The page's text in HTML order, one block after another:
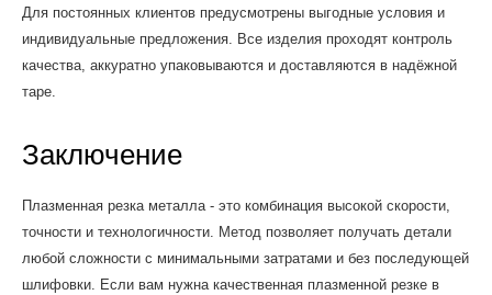
Для постоянных клиентов предусмотрены выгодные условия и
индивидуальные предложения. Все изделия проходят контроль
качества, аккуратно упаковываются и доставляются в надёжной
таре.
Заключение
Плазменная резка металла - это комбинация высокой скорости,
точности и технологичности. Метод позволяет получать детали
любой сложности с минимальными затратами и без последующей
шлифовки. Если вам нужна качественная плазменной резке в